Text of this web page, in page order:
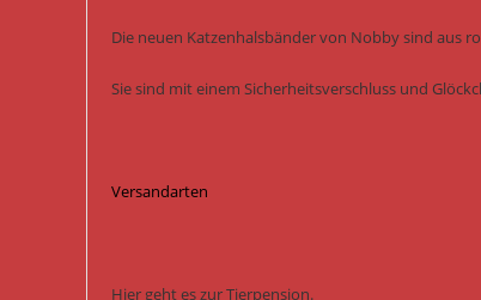
Die neuen Katzenhalsbänder von Nobby sind aus
Sie sind mit einem Sicherheitsverschluss und
Versandarten
Hier geht es zur Tierpension.